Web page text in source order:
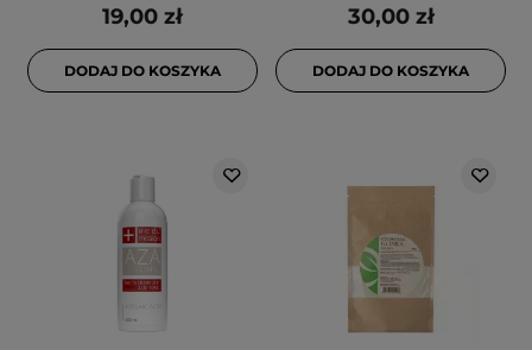
19,00 zł
DODAJ DO KOSZYKA
30,00 zł
DODAJ DO KOSZYKA